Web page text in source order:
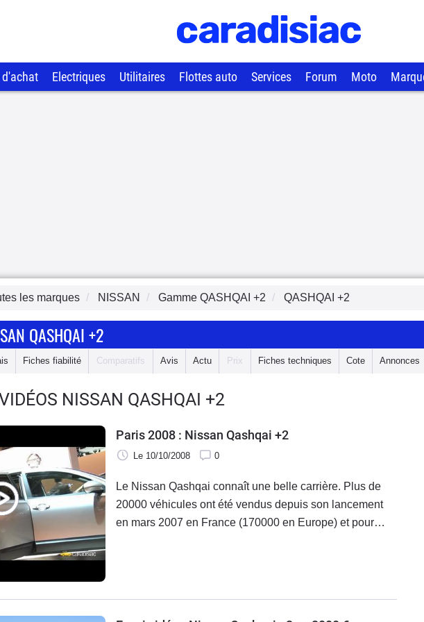
d'achat Electriques Utilitaires Flottes auto Services Forum Moto
les marques NISSAN Gamme QASHQAI +2 QASHQAI +2
QASHQAI +2
Fiches fiabilité Comparatifs Avis Actu Prix Fiches techniques Cote Annonces
NISSAN QASHQAI +2
Paris 2008 : Nissan Qashqai +2
Le 10/10/2008 0
Le Nissan Qashqai connaît une belle carrière. Plus de
20000 véhicules ont été vendus depuis son lancement
en mars 2007 en France (170000 en Europe) et pour